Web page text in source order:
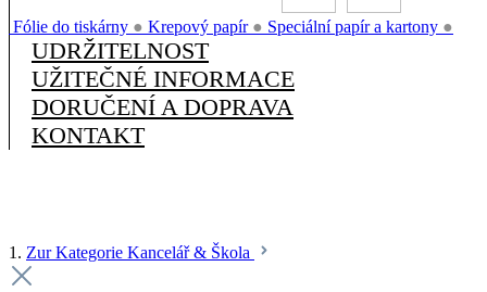
Fólie do tiskárny ● Krepový papír ● Speciální papír a kartony ●
UDRŽITELNOST
UŽITEČNÉ INFORMACE
DORUČENÍ A DOPRAVA
KONTAKT
1. Zur Kategorie Kancelář & Škola